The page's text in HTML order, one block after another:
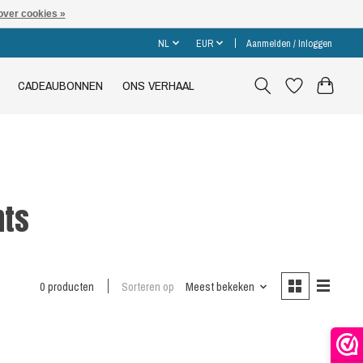
NL EUR Aanmelden / Inloggen
CADEAUBONNEN ONS VERHAAL
0 producten Sorteren op Meest bekeken
cookies »